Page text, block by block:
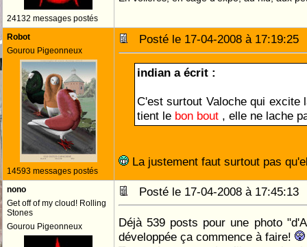
24132 messages postés
Robot
Gourou Pigeonneux
14593 messages postés
Posté le 17-04-2008 à
indian a écrit :
C'est surtout Valoche qui excite
tient le bon bout , elle ne lache
La justement faut surtout pas
nono
Get off of my cloud! Rolling
Stones
Gourou Pigeonneux
Posté le 17-04-2008 à
Déjà 539 posts pour une photo
développée ça commence à faire!